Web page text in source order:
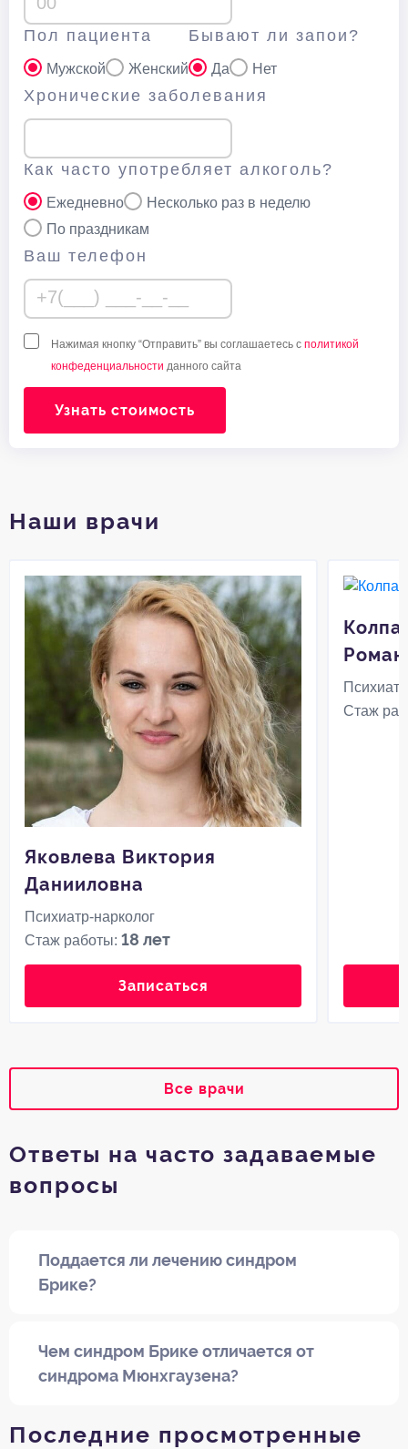
Пол пациента
Мужской Женский
Бывают ли запои?
Да Нет
Хронические заболевания
Как часто употребляет алкоголь?
Ежедневно
Несколько раз в неделю
По праздникам
Ваш телефон
Нажимая кнопку “Отправить” вы соглашаетесь с политикой
конфеденциальности данного сайта
Узнать стоимость
Наши врачи
Яковлева Виктория
Данииловна
Психиатр-нарколог
Стаж работы:18 лет
Записаться
Стаж
Все врачи
Ответы на часто задаваемые
вопросы
Поддается ли лечению синдром
Брике?
Чем синдром Брике отличается от
синдрома Мюнхгаузена?
Последние просмотренные